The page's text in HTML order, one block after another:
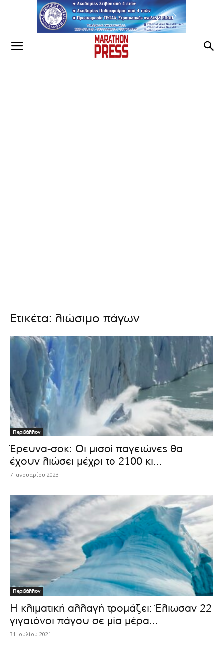
Ετικέτα: λιώσιμο πάγων
Περιβάλλον
Έρευνα-σοκ: Οι μισοί παγετώνες θα
έχουν λιώσει μέχρι το 2100 κι...
7 Ιανουαρίου 2023
Περιβάλλον
Η κλιματική αλλαγή τρομάζει: Έλιωσαν 22
γιγατόνοι πάγου σε μία μέρα...
31 Ιουλίου 2021